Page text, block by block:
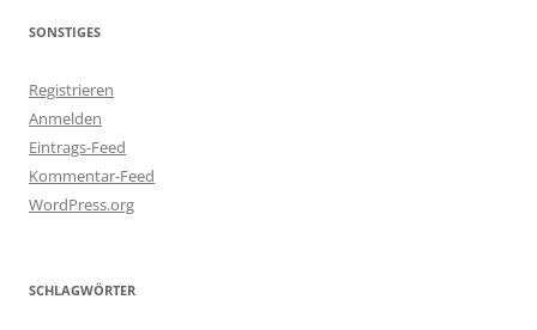
SONSTIGES
Registrieren
Anmelden
Eintrags-Feed
Kommentar-Feed
WordPress.org
SCHLAGWÖRTER